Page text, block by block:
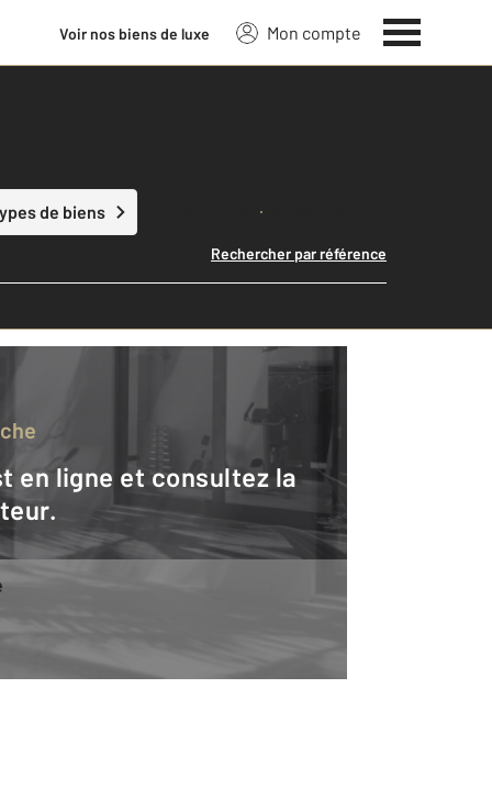
Voir nos biens de luxe Mon compte
de biens Lancer ma recherche
Rechercher par référence